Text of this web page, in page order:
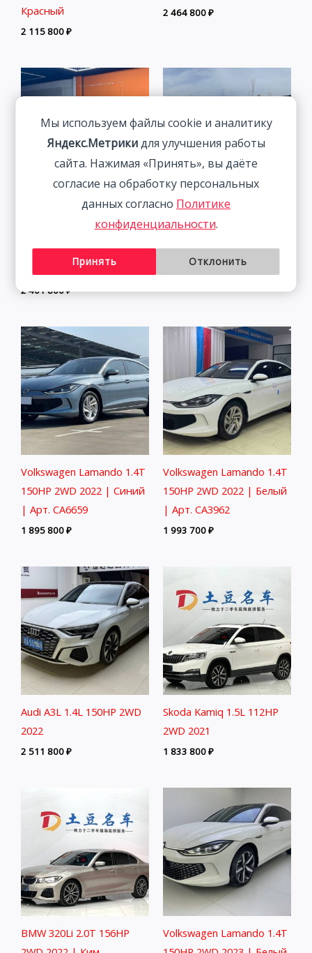
Красный
2 115 800₽
2 464 800₽
Volkswagen Tanyue 280TSI
Luxury Intelligent
Connection Edition 1.4T
150HP 2WD 2022
2 401 800₽
Lexus NX200 Trendy
Edition 2.0L 150HP 4WD
2021
Volkswagen Lamando 1.4T
150HP 2WD 2022 | Синий
| Арт. CA6659
1 895 800₽
Volkswagen Lamando 1.4T
150HP 2WD 2022 | Белый
| Арт. CA3962
1 993 700₽
Audi A3L 1.4L 150HP 2WD
2022
2 511 800₽
Skoda Kamiq 1.5L 112HP
2WD 2021
1 833 800₽
BMW 320Li 2.0T 156HP
Volkswagen Lamando 1.4T
Мы используем файлы cookie и аналитику
Яндекс.Метрикидля улучшения работы
сайта. Нажимая «Принять», вы даёте
согласие на обработку персональных
данных согласно Политике
конфиденциальности.
Принять Отклонить